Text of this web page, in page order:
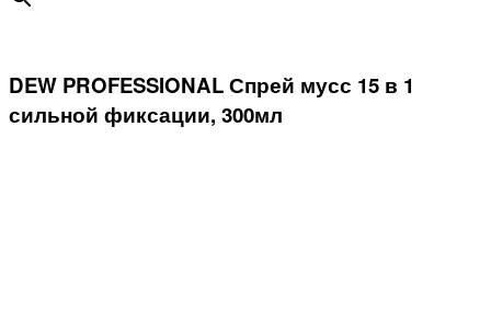
DEW PROFESSIONAL Спрей мусс 15 в 1
сильной фиксации, 300мл